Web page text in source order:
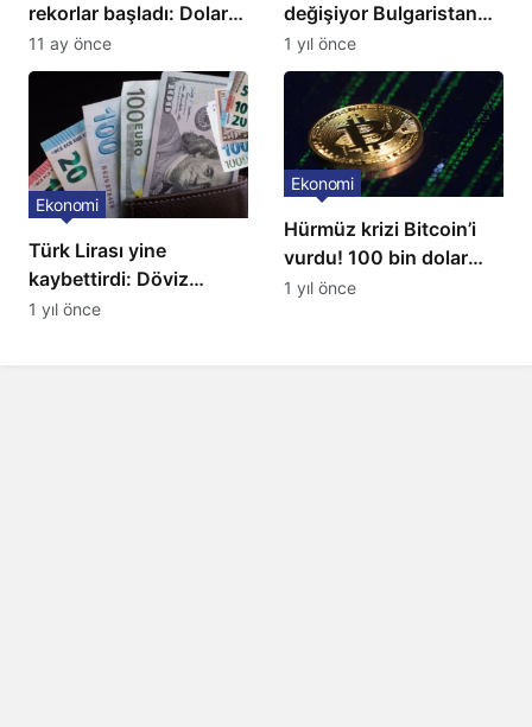
rekorlar başladı: Dolar
ve euro sert yükseldi
11 ay önce
değişiyor Bulgaristan
Euro’ya geçiyor
1 yıl önce
Türk Lirası yine
kaybettirdi: Döviz
kurları yükseldi
Ekonomi
1 yıl önce
Hürmüz krizi Bitcoin’i
vurdu! 100 bin dolar
seviyesi kırıldı
Ekonomi
1 yıl önce